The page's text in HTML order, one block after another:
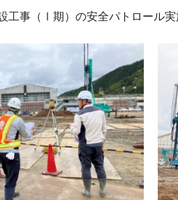
工事（Ⅰ期）の安全パトロール実